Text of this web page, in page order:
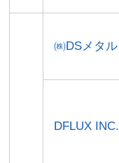
㈱DSメタル
DFLUX INC.